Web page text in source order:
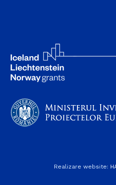
Realizare website: